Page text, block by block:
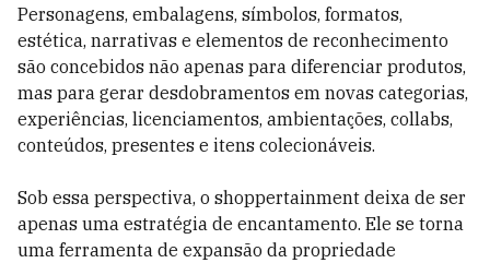
Personagens, embalagens, símbolos, formatos,
estética, narrativas e elementos de reconhecimento
são concebidos não apenas para diferenciar produtos,
mas para gerar desdobramentos em novas categorias,
experiências, licenciamentos, ambientações, collabs,
conteúdos, presentes e itens colecionáveis.
Sob essa perspectiva, o shoppertainment deixa de ser
apenas uma estratégia de encantamento. Ele se torna
uma ferramenta de expansão da propriedade